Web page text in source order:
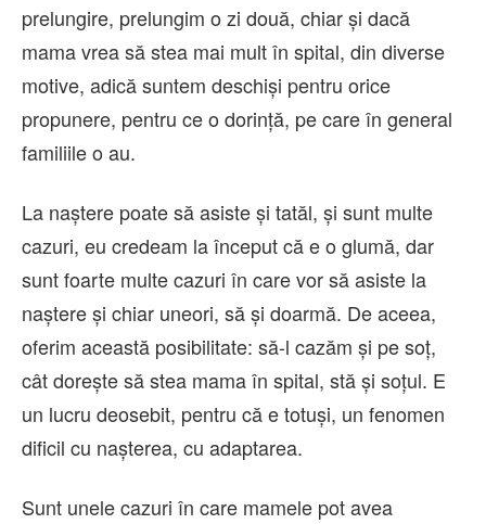
prelungire, prelungim o zi două, chiar și dacă
mama vrea să stea mai mult în spital, din diverse
motive, adică suntem deschiși pentru orice
propunere, pentru ce o dorință, pe care în general
familiile o au.
La naștere poate să asiste și tatăl, și sunt multe
cazuri, eu credeam la început că e o glumă, dar
sunt foarte multe cazuri în care vor să asiste la
naștere și chiar uneori, să și doarmă. De aceea,
oferim această posibilitate: să-l cazăm și pe soț,
cât dorește să stea mama în spital, stă și soțul. E
un lucru deosebit, pentru că e totuși, un fenomen
dificil cu nașterea, cu adaptarea.
Sunt unele cazuri în care mamele pot avea